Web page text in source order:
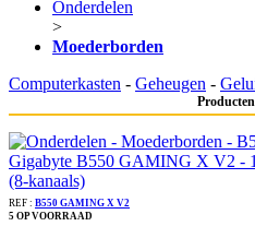
Onderdelen
>
Moederborden
Computerkasten - Geheugen -
Producten
Gigabyte B550 GAMING X V2 -
(8-kanaals)
REF : B550 GAMING X V2
5 OP VOORRAAD